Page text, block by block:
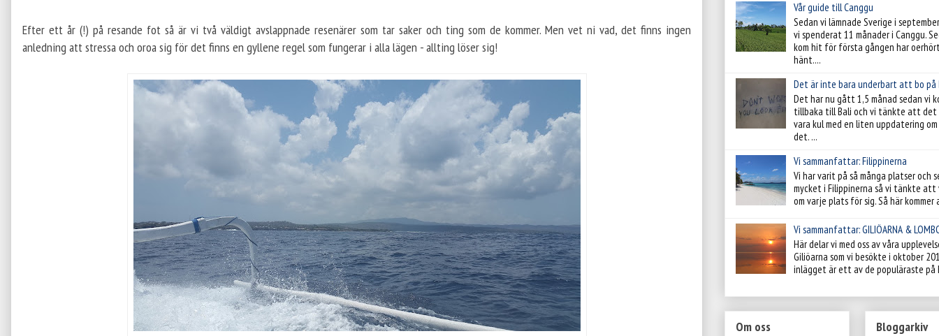
Efter ett år (!) på resande fot så är vi två väldigt avslappnade resenärer som tar saker och ting som de kommer. Men vet ni vad, det finns ingen
anledning att stressa och oroa sig för det finns en gyllene regel som fungerar i alla lägen - allting löser sig!
Vår guide till Canggu
Sedan vi lämnade Sverige i
vi spenderat 11 månader i Canggu.
kom hit för första gången har
hänt....
Det är inte bara underbart att bo på
Det har nu gått 1,5 månad sedan vi
tillbaka till Bali och vi tänkte att det
vara kul med en liten uppdatering
det. ...
Vi sammanfattar: Filippinerna
Vi har varit på så många platser och
mycket i Filippinerna så vi tänkte att
om varje plats för sig. Så här kommer
Vi sammanfattar: GILIÖARNA &
Här delar vi med oss av våra
Giliöarna som vi besökte i oktober
inlägget är ett av de populäraste på
Om oss Bloggarkiv